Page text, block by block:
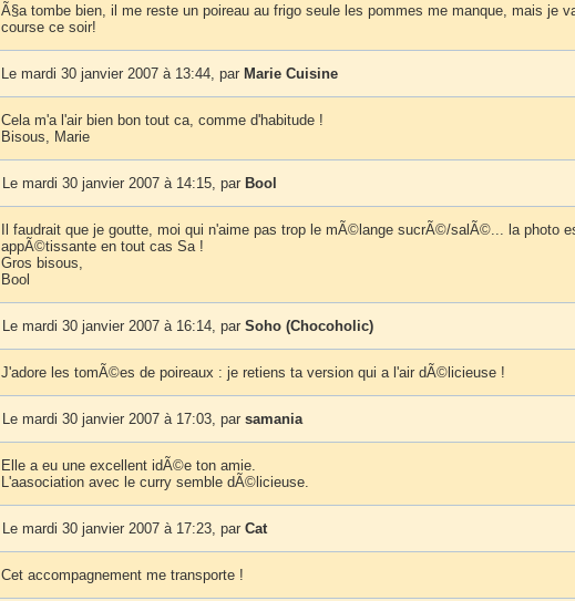
Ã§a tombe bien, il me reste un poireau au frigo seule les pommes me manque, mais je
course ce soir!
Le mardi 30 janvier 2007 à 13:44, par Marie Cuisine
Cela m'a l'air bien bon tout ca, comme d'habitude !
Bisous, Marie
Le mardi 30 janvier 2007 à 14:15, par Bool
Il faudrait que je goutte, moi qui n'aime pas trop le mÃ©lange sucrÃ©/salÃ©... la photo
appÃ©tissante en tout cas Sa !
Gros bisous,
Bool
Le mardi 30 janvier 2007 à 16:14, par Soho (Chocoholic)
J'adore les tomÃ©es de poireaux : je retiens ta version qui a l'air dÃ©licieuse !
Le mardi 30 janvier 2007 à 17:03, par samania
Elle a eu une excellent idÃ©e ton amie.
L'aasociation avec le curry semble dÃ©licieuse.
Le mardi 30 janvier 2007 à 17:23, par Cat
Cet accompagnement me transporte !